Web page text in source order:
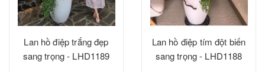
Lan hồ điệp trắng đẹp
sang trọng - LHD1189
Lan hồ điệp tím đột biến
sang trọng - LHD1188